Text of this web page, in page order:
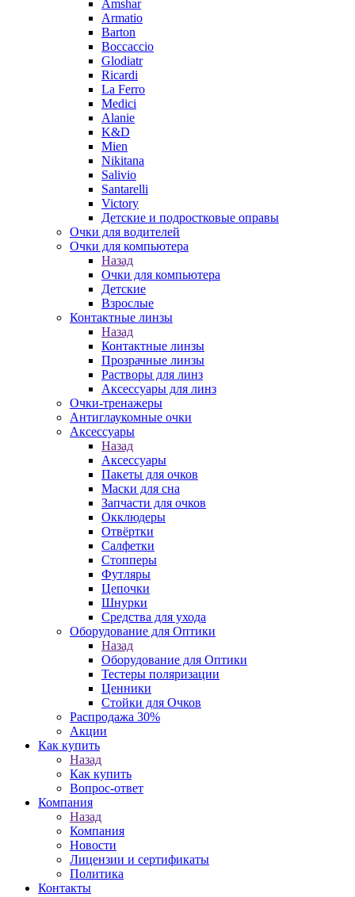
Amshar
Armatio
Barton
Boccaccio
Glodiatr
Ricardi
La Ferro
Medici
Alanie
K&D
Mien
Nikitana
Salivio
Santarelli
Victory
Детские и подростковые оправы
Очки для водителей
Очки для компьютера
Назад
Очки для компьютера
Детские
Взрослые
Контактные линзы
Назад
Контактные линзы
Прозрачные линзы
Растворы для линз
Аксессуары для линз
Очки-тренажеры
Антиглаукомные очки
Аксессуары
Назад
Аксессуары
Пакеты для очков
Маски для сна
Запчасти для очков
Окклюдеры
Отвёртки
Салфетки
Стопперы
Футляры
Цепочки
Шнурки
Средства для ухода
Оборудование для Оптики
Назад
Оборудование для Оптики
Тестеры поляризации
Ценники
Стойки для Очков
Распродажа 30%
Акции
Как купить
Назад
Как купить
Вопрос-ответ
Компания
Назад
Компания
Новости
Лицензии и сертификаты
Политика
Контакты